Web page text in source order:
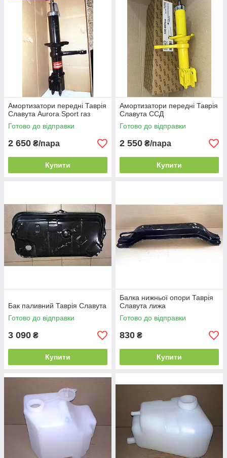
Амортизатори передні Таврія
Славута Aurora Sport газ
Готово до відправки
2 650 ₴/пара
Купити
Амортизатори передні Таврія
Славута ССД
Готово до відправки
2 550 ₴/пара
Купити
Бак паливний Таврія Славута
Готово до відправки
3 090 ₴
Купити
Балка нижньої опори Таврія
Славута лижа
Готово до відправки
830 ₴
Купити